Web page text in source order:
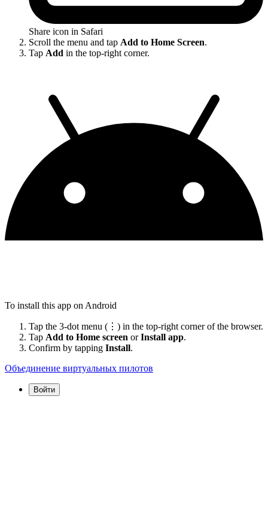
Share icon in Safari
Scroll the menu and tap Add to Home Screen.
Tap Add in the top-right corner.
To install this app on Android
Tap the 3-dot menu (⋮) in the top-right corner of the browser.
Tap Add to Home screen orInstall app.
Confirm by tapping Install.
Объединение виртуальных пилотов
Войти